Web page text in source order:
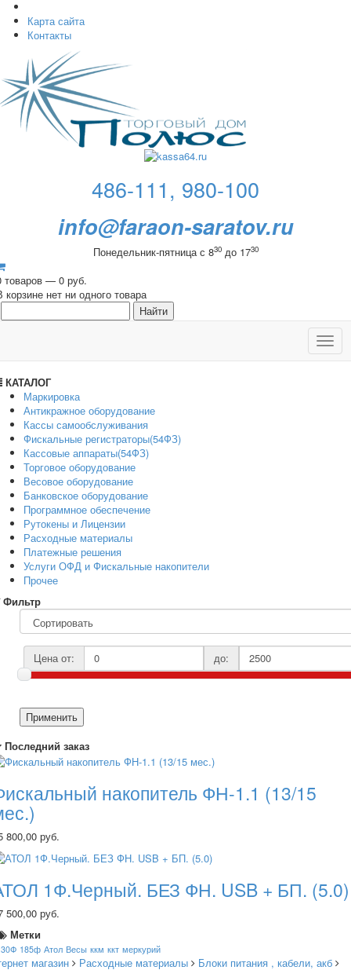
Карта сайта
Контакты
486-111, 980-100
info@faraon-saratov.ru
Понедельник-пятница с 830до 1730
товаров — 0 руб.
корзине нет ни одного товара
КАТАЛОГ
Маркировка
Антикражное оборудование
Кассы самообслуживания
Фискальные регистраторы(54ФЗ)
Кассовые аппараты(54ФЗ)
Торговое оборудование
Весовое оборудование
Банковское оборудование
Программное обеспечение
Рутокены и Лицензии
Расходные материалы
Платежные решения
Услуги ОФД и Фискальные накопители
Прочее
Фильтр
Цена от: до:
Применить
Последний заказ
накопитель ФН-1.1 (13/15
800,00 руб.
1Ф.Черный. БЕЗ ФН. USB + БП. (5.0)
500,00 руб.
Метки
185ф Атол Весы ккм ккт меркурий
магазин Расходные материалы
Блоки питания , кабели, акб